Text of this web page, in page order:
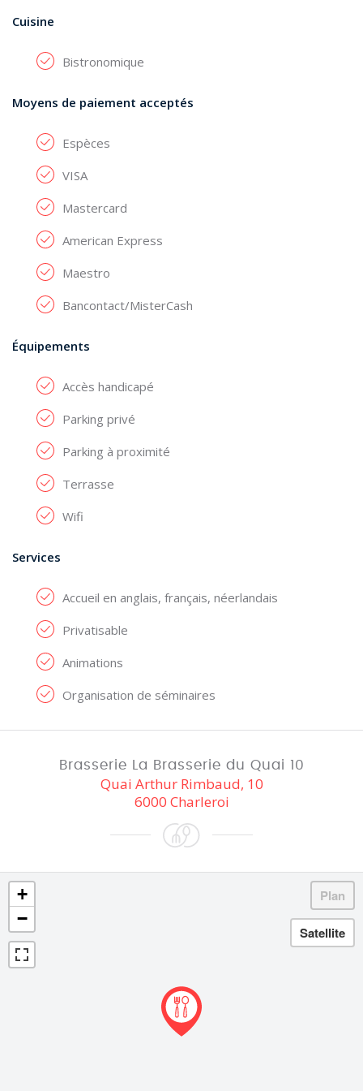
Cuisine
Bistronomique
Moyens de paiement acceptés
Espèces
VISA
Mastercard
American Express
Maestro
Bancontact/MisterCash
Équipements
Accès handicapé
Parking privé
Parking à proximité
Terrasse
Wifi
Services
Accueil en anglais, français, néerlandais
Privatisable
Animations
Organisation de séminaires
Brasserie La Brasserie du Quai 10
Quai Arthur Rimbaud, 10
6000 Charleroi
+
−